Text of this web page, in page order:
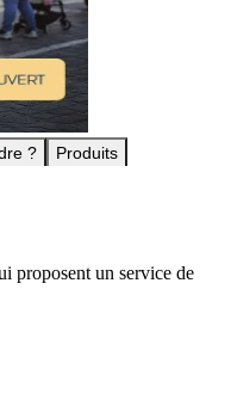
? Produits
proposent un service de